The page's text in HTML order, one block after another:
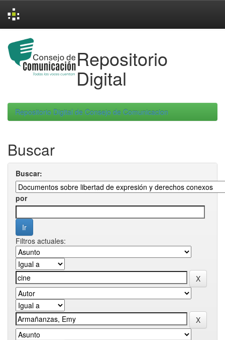
navigation
Repositorio
Digital
Repositorio Digital de Consejo de Comunicacion
Buscar
Buscar:
por
Filtros actuales: